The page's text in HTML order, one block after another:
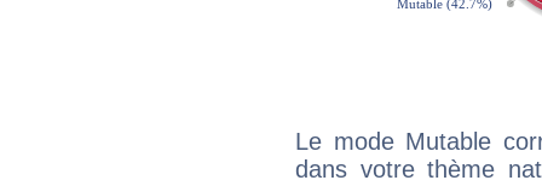
Le mode Mutable
dans votre thème